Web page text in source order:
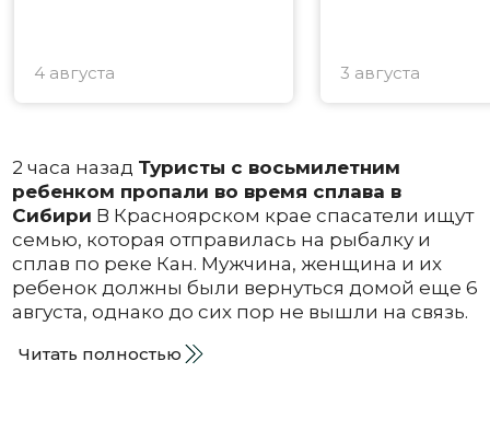
4 августа 3 августа
2 часа назад Туристы с восьмилетним
ребенком пропали во время сплава в
Сибири В Красноярском крае спасатели ищут
семью, которая отправилась на рыбалку и
сплав по реке Кан. Мужчина, женщина и их
ребенок должны были вернуться домой еще 6
августа, однако до сих пор не вышли на связь.
Читать полностью